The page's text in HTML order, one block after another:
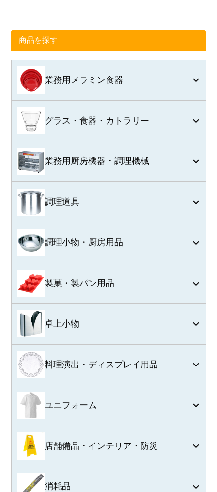
商品を探す
業務用メラミン食器
グラス・食器・カトラリー
業務用厨房機器・調理機械
調理道具
調理小物・厨房用品
製菓・製パン用品
卓上小物
料理演出・ディスプレイ用品
ユニフォーム
店舗備品・インテリア・防災
消耗品